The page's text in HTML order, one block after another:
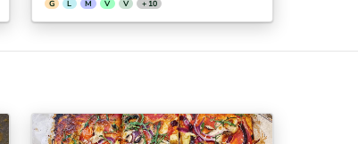
G L M V V + 10